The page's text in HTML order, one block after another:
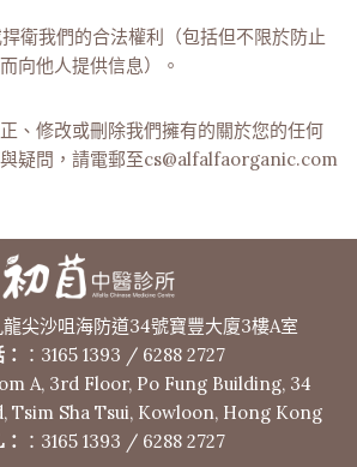
衛我們的合法權利（包括但不限於防止
向他人提供信息）。
、修改或刪除我們擁有的關於您的任何
疑問，請電郵至cs@alfalfaorganic.com
龍尖沙咀海防道34號寶豐大廈3樓A室
：3165 1393 / 6288 2727
A, 3rd Floor, Po Fung Building, 34
Tsim Sha Tsui, Kowloon, Hong Kong
：3165 1393 / 6288 2727